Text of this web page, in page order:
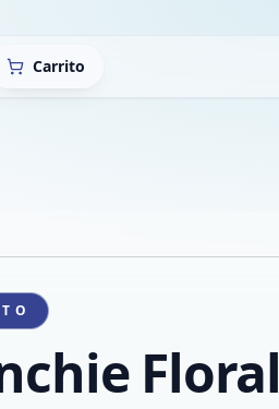
Carrito
Floral